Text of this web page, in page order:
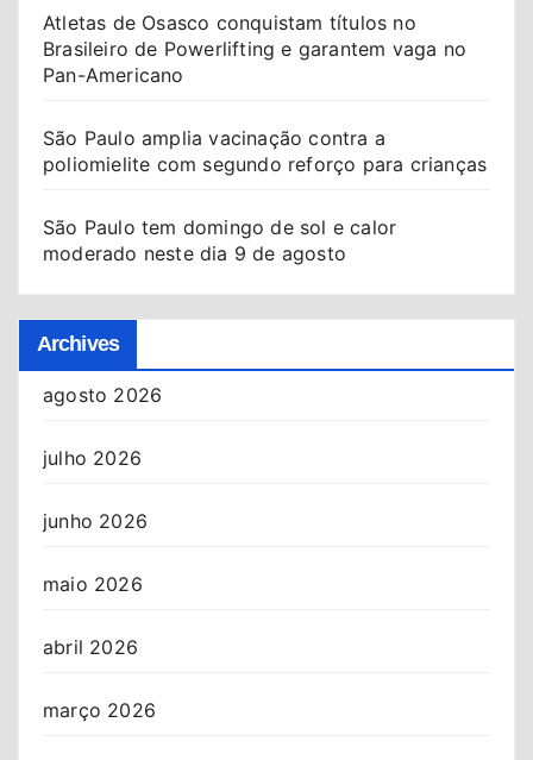
Atletas de Osasco conquistam títulos no
Brasileiro de Powerlifting e garantem vaga no
Pan-Americano
São Paulo amplia vacinação contra a
poliomielite com segundo reforço para crianças
São Paulo tem domingo de sol e calor
moderado neste dia 9 de agosto
Archives
agosto 2026
julho 2026
junho 2026
maio 2026
abril 2026
março 2026